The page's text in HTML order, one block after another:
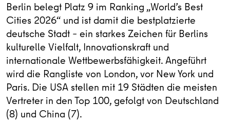
Berlin belegt Platz 9 im Ranking „World’s Best
Cities 2026“ und ist damit die bestplatzierte
deutsche Stadt – ein starkes Zeichen für Berlins
kulturelle Vielfalt, Innovationskraft und
internationale Wettbewerbsfähigkeit. Angeführt
wird die Rangliste von London, vor New York und
Paris. Die USA stellen mit 19 Städten die meisten
Vertreter in den Top 100, gefolgt von Deutschland
(8) und China (7).